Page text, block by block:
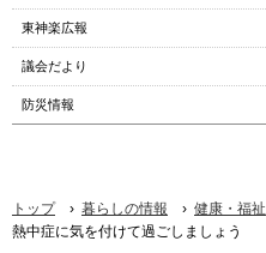
東神楽広報
議会だより
防災情報
トップ › 暮らしの情報 › 健康・福祉
熱中症に気を付けて過ごしましょう